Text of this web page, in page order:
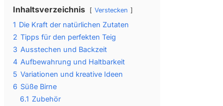
Inhaltsverzeichnis Verstecken
1 Die Kraft der natürlichen Zutaten
2 Tipps für den perfekten Teig
3 Ausstechen und Backzeit
4 Aufbewahrung und Haltbarkeit
5 Variationen und kreative Ideen
6 Süße Birne
6.1 Zubehör